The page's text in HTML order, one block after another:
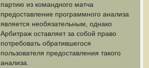
партию из командного матча
предоставление программного анализа
является необязательным, однако
Арбитраж оставляет за собой право
потребовать обратившегося
пользователя предоставления такого
анализа.